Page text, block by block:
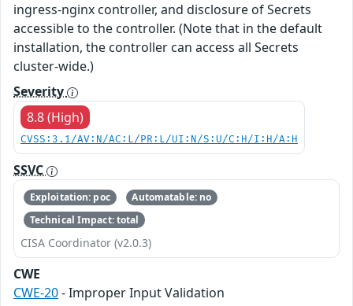
ingress-nginx controller, and disclosure of Secrets
accessible to the controller. (Note that in the default
installation, the controller can access all Secrets
cluster-wide.)
Severity
8.8 (High)
CVSS:3.1/AV:N/AC:L/PR:L/UI:N/S:U/C:H/I:H/A:H
SSVC
Exploitation: poc
Automatable: no
Technical Impact: total
CISA Coordinator (v2.0.3)
CWE
CWE-20- Improper Input Validation